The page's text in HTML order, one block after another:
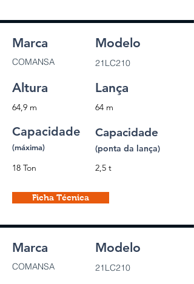
Marca Modelo
Altura Lança
Capacidade
(máxima)
Capacidade
(ponta da lança)
Ficha Técnica
COMANSA 21LC210
64,9 m 64 m
18 Ton 2,5 t
Marca Modelo
COMANSA 21LC210